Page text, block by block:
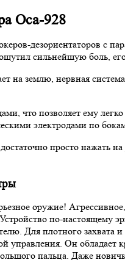
Оса-928
дезориентаторов с
сильнейшую боль,
на землю, нервная
что позволяет ему
электродами по
просто нажать
оружие!
по-настоящему
Для плотного захвата
управления. Он
пальца. Даже